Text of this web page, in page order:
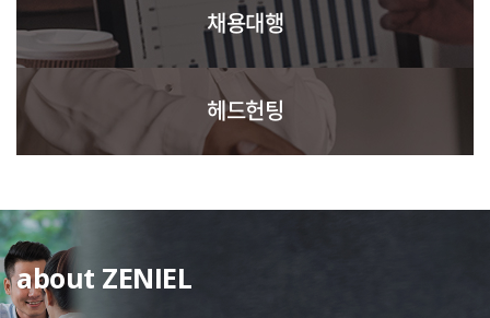
채용대행
헤드헌팅
about ZENIEL